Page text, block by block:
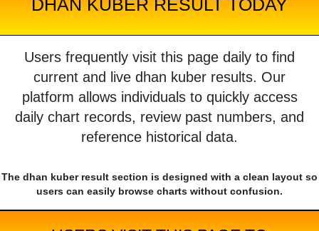
DHAN KUBER RESULT TODAY
Users frequently visit this page daily to find
current and live dhan kuber results. Our
platform allows individuals to quickly access
daily chart records, review past numbers, and
reference historical data.
The dhan kuber result section is designed with a clean layout so
users can easily browse charts without confusion.